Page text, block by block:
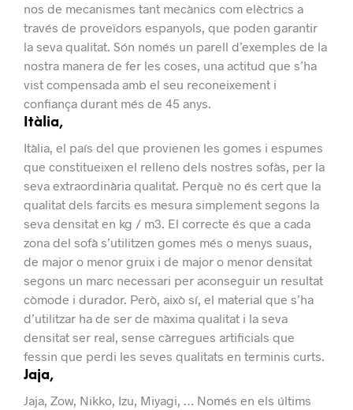
nos de mecanismes tant mecànics com elèctrics a
través de proveïdors espanyols, que poden garantir
la seva qualitat. Són només un parell d’exemples de la
nostra manera de fer les coses, una actitud que s’ha
vist compensada amb el seu reconeixement i
confiança durant més de 45 anys.
Itàlia,
Itàlia, el país del que provienen les gomes i espumes
que constitueixen el relleno dels nostres sofàs, per la
seva extraordinària qualitat. Perquè no és cert que la
qualitat dels farcits es mesura simplement segons la
seva densitat en kg / m3. El correcte és que a cada
zona del sofà s’utilitzen gomes més o menys suaus,
de major o menor gruix i de major o menor densitat
segons un marc necessari per aconseguir un resultat
còmode i durador. Però, això sí, el material que s’ha
d’utilitzar ha de ser de màxima qualitat i la seva
densitat ser real, sense càrregues artificials que
fessin que perdi les seves qualitats en terminis curts.
Jaja,
Jaja, Zow, Nikko, Izu, Miyagi, … Només en els últims